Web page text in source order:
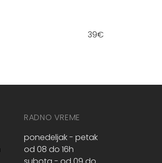
39€
RADNO VREME
ponedeljak - petak
od 08 do 16h